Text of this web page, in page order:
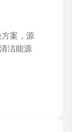
案，源
洁能源